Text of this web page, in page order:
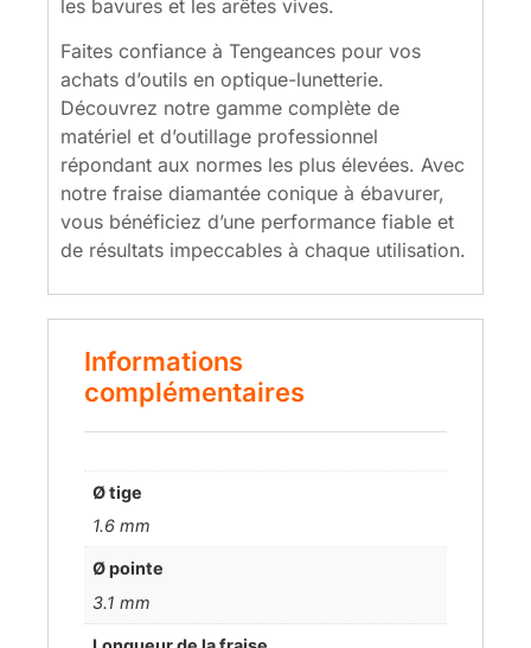
les bavures et les arêtes vives.
Faites confiance à Tengeances pour vos
achats d’outils en optique-lunetterie.
Découvrez notre gamme complète de
matériel et d’outillage professionnel
répondant aux normes les plus élevées. Avec
notre fraise diamantée conique à ébavurer,
vous bénéficiez d’une performance fiable et
de résultats impeccables à chaque utilisation.
Informations
complémentaires
Ø tige
1.6 mm
Ø pointe
3.1 mm